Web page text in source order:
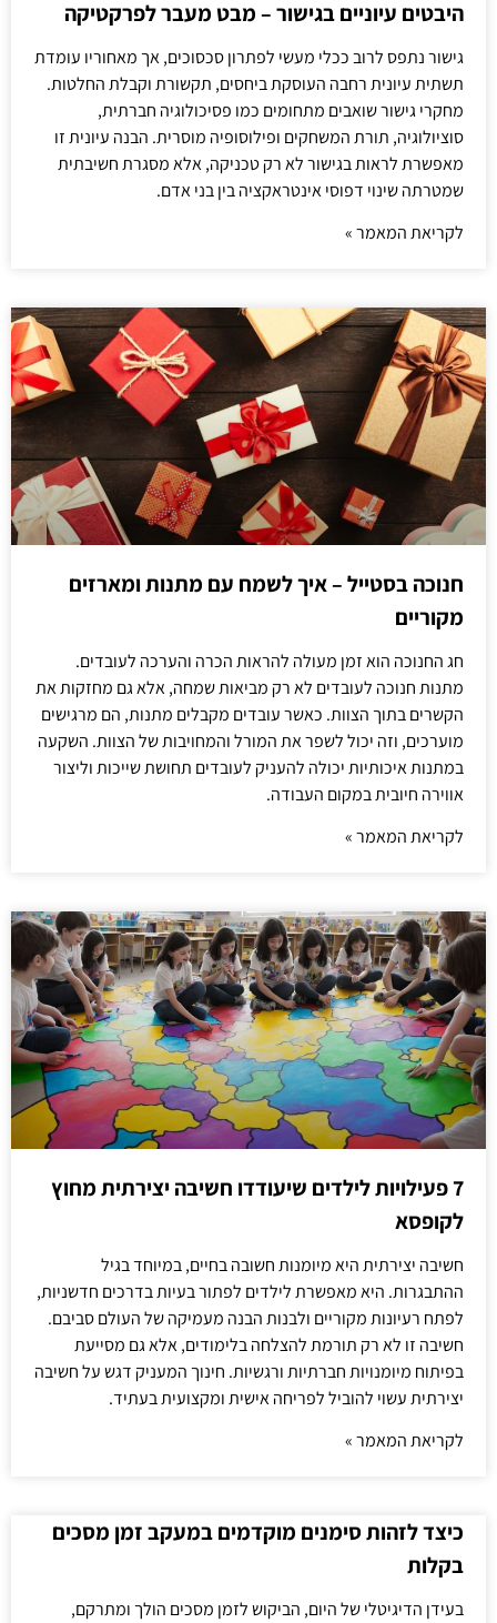
היבטים עיוניים בגישור – מבט מעבר לפרקטיקה
גישור נתפס לרוב ככלי מעשי לפתרון סכסוכים, אך מאחוריו עומדת
תשתית עיונית רחבה העוסקת ביחסים, תקשורת וקבלת החלטות.
מחקרי גישור שואבים מתחומים כמו פסיכולוגיה חברתית,
סוציולוגיה, תורת המשחקים ופילוסופיה מוסרית. הבנה עיונית זו
מאפשרת לראות בגישור לא רק טכניקה, אלא מסגרת חשיבתית
שמטרתה שינוי דפוסי אינטראקציה בין בני אדם.
לקריאת המאמר »
חנוכה בסטייל – איך לשמח עם מתנות ומארזים
מקוריים
חג החנוכה הוא זמן מעולה להראות הכרה והערכה לעובדים.
מתנות חנוכה לעובדים לא רק מביאות שמחה, אלא גם מחזקות את
הקשרים בתוך הצוות. כאשר עובדים מקבלים מתנות, הם מרגישים
מוערכים, וזה יכול לשפר את המורל והמחויבות של הצוות. השקעה
במתנות איכותיות יכולה להעניק לעובדים תחושת שייכות וליצור
אווירה חיובית במקום העבודה.
לקריאת המאמר »
7 פעילויות לילדים שיעודדו חשיבה יצירתית מחוץ
לקופסא
חשיבה יצירתית היא מיומנות חשובה בחיים, במיוחד בגיל
ההתבגרות. היא מאפשרת לילדים לפתור בעיות בדרכים חדשניות,
לפתח רעיונות מקוריים ולבנות הבנה מעמיקה של העולם סביבם.
חשיבה זו לא רק תורמת להצלחה בלימודים, אלא גם מסייעת
בפיתוח מיומנויות חברתיות ורגשיות. חינוך המעניק דגש על חשיבה
יצירתית עשוי להוביל לפריחה אישית ומקצועית בעתיד.
לקריאת המאמר »
כיצד לזהות סימנים מוקדמים במעקב זמן מסכים
בקלות
בעידן הדיגיטלי של היום, הביקוש לזמן מסכים הולך ומתרקם,